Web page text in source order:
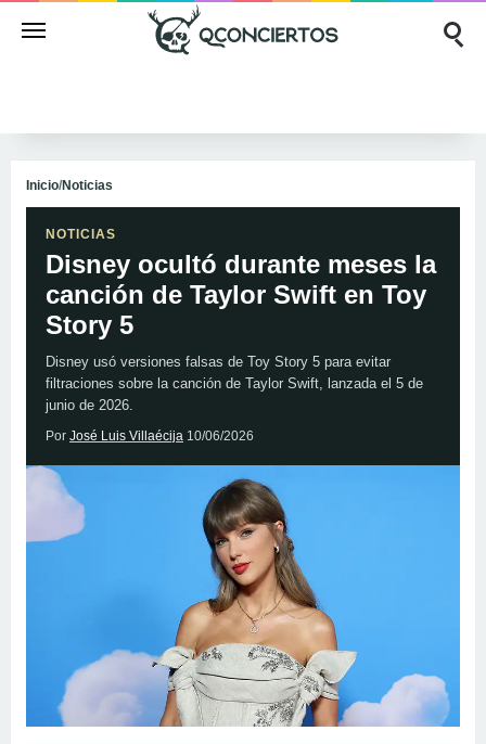
Inicio/Noticias
NOTICIAS
Disney ocultó durante meses la
canción de Taylor Swift en Toy
Story 5
Disney usó versiones falsas de Toy Story 5 para evitar
filtraciones sobre la canción de Taylor Swift, lanzada el 5 de
junio de 2026.
Por José Luis Villaécija 10/06/2026